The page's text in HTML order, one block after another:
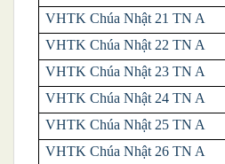
VHTK Chúa Nhật 21 TN A
VHTK Chúa Nhật 22 TN A
VHTK Chúa Nhật 23 TN A
VHTK Chúa Nhật 24 TN A
VHTK Chúa Nhật 25 TN A
VHTK Chúa Nhật 26 TN A